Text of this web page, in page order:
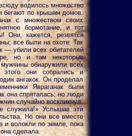
водилось множество
бегают по крышам домов.
с множеством своих
бормотание, и тот
Они, кажется, резвятся
все были на охоте. Так
— убили всех обитателей
но и там некоторые
обнаружили всех
они собрались и
ангакок. Он проделал
Явраганак были
она спряталась; но люди
случайно воскликнул:
служила!» Услышав эти
Но они все вместе
и волокли по земле, пока
сделала.